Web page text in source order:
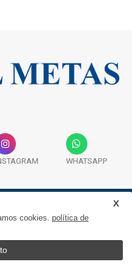
WHATSAPP
253, Sala 302, Centro
(47) 3332 1620
cookies. política de